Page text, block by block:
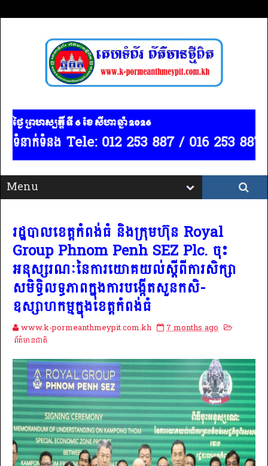
ថ្ងៃ ព្រហស្បត្ដិ៍ ទី 6​ ខែ សីហា ឆ្នាំ 2026
ទំនាក់ទំនង Tele: 012 253 887 / 016 253 887
រដ្ឋបាលខេត្តកំពង់ធំ និងក្រុមហ៊ុន Royal
Group Phnom Penh SEZ Plc. ចុះ
អនុស្សរណៈនៃការយោគយល់ស្តីពីការសិក្សា
សមិទ្ធិលទ្ធភាពក្នុងការបង្កើតសួនកសិ-
ឧស្សាហកម្មក្នុងខេត្តកំពង់ធំ
www.k-pormeanthmeypit.com.kh
7 months ago
ព័ត៌មានជាតិ